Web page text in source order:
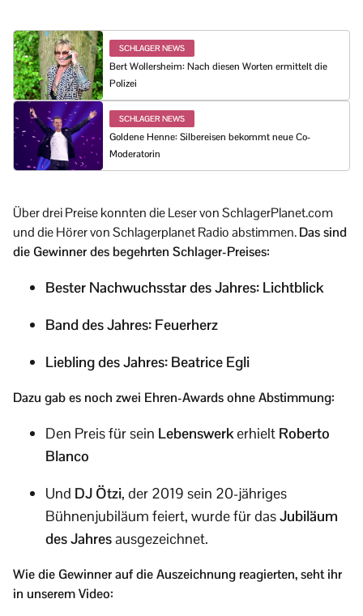
SCHLAGER NEWS
Bert Wollersheim: Nach diesen Worten ermittelt die
Polizei
SCHLAGER NEWS
Goldene Henne: Silbereisen bekommt neue Co-
Moderatorin
Über drei Preise konnten die Leser von SchlagerPlanet.com
und die Hörer von Schlagerplanet Radio abstimmen.Das sind
die Gewinner des begehrten Schlager-Preises:
Bester Nachwuchsstar des Jahres: Lichtblick
Band des Jahres: Feuerherz
Liebling des Jahres: Beatrice Egli
Dazu gab es noch zwei Ehren-Awards ohne Abstimmung:
Den Preis für sein Lebenswerkerhielt Roberto
Blanco
Und DJ Ötzi, der 2019 sein 20-jähriges
Bühnenjubiläum feiert, wurde für dasJubiläum
des Jahresausgezeichnet.
Wie die Gewinner auf die Auszeichnung reagierten, seht ihr
in unserem Video: